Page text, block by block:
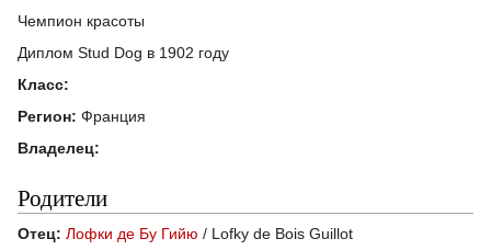
Чемпион красоты
Диплом Stud Dog в 1902 году
Класс:
Регион: Франция
Владелец:
Родители
Отец: Лофки де Бу Гийю / Lofky de Bois Guillot